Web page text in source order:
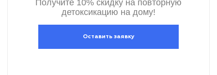
Получите 10% скидку на повторную
детоксикацию на дому!
Оставить заявку